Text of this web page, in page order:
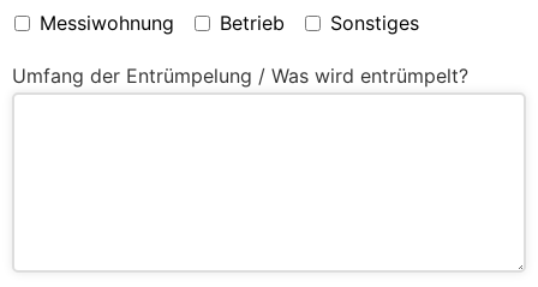
Messiwohnung
Betrieb Sonstiges
Umfang der Entrümpelung / Was wird entrümpelt?